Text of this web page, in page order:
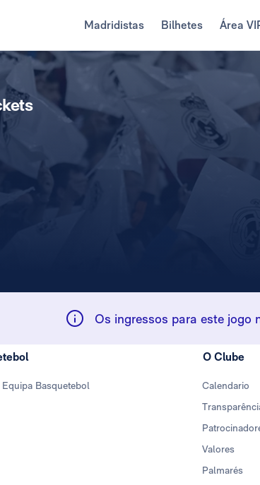
Madridistas Bilhetes Área
Os ingressos para este jogo
Equipa Basquetebol
O Clube
Calendario
Valores
Palmarés